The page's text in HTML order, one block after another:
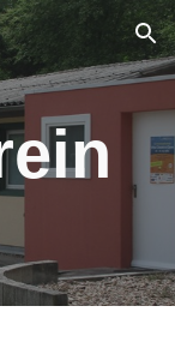
Skip to navigation